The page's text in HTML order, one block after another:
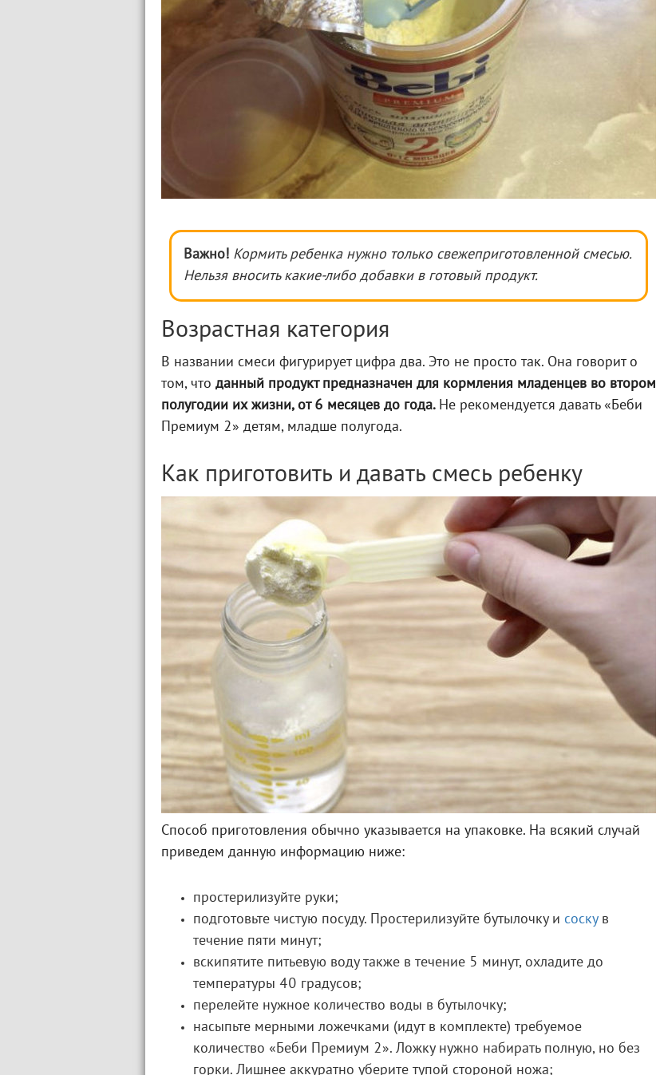
Важно! Кормить ребенка нужно только свежеприготовленной смесью.
Нельзя вносить какие-либо добавки в готовый продукт.
Возрастная категория
В названии смеси фигурирует цифра два. Это не просто так. Она говорит о
том, что данный продукт предназначен для кормления младенцев во втором
полугодии их жизни, от 6 месяцев до года. Не рекомендуется давать «Беби
Премиум 2» детям, младше полугода.
Как приготовить и давать смесь ребенку
Способ приготовления обычно указывается на упаковке. На всякий случай
приведем данную информацию ниже:
простерилизуйте руки;
подготовьте чистую посуду. Простерилизуйте бутылочку и соскув
течение пяти минут;
вскипятите питьевую воду также в течение 5 минут, охладите до
температуры 40 градусов;
перелейте нужное количество воды в бутылочку;
насыпьте мерными ложечками (идут в комплекте) требуемое
количество «Беби Премиум 2». Ложку нужно набирать полную, но без
горки. Лишнее аккуратно уберите тупой стороной ножа;